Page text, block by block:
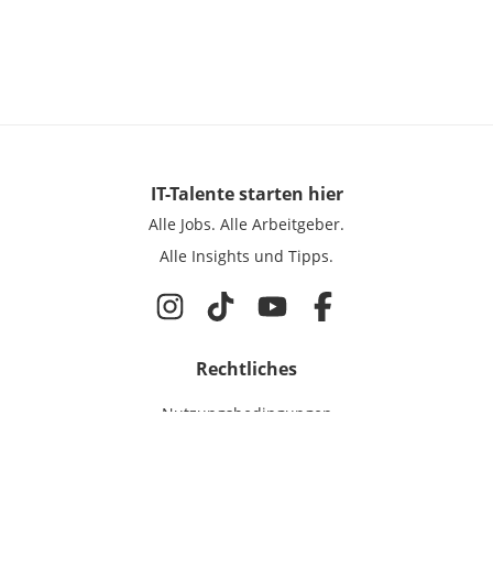
IT-Talentestarten hier
Alle Jobs. Alle Arbeitgeber.
Alle Insights und Tipps.
Rechtliches
Nutzungsbedingungen